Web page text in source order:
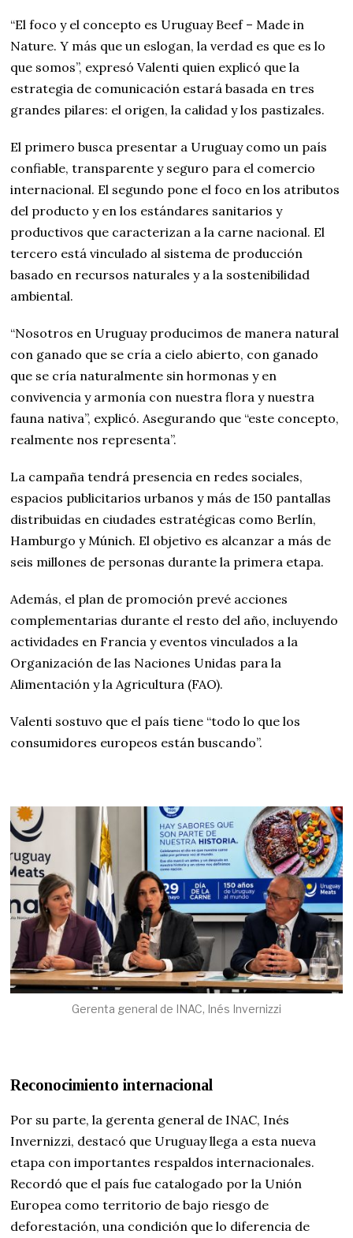
“El foco y el concepto es Uruguay Beef – Made in
Nature. Y más que un eslogan, la verdad es que es lo
que somos”, expresó Valenti quien explicó que la
estrategia de comunicación estará basada en tres
grandes pilares: el origen, la calidad y los pastizales.
El primero busca presentar a Uruguay como un país
confiable, transparente y seguro para el comercio
internacional. El segundo pone el foco en los atributos
del producto y en los estándares sanitarios y
productivos que caracterizan a la carne nacional. El
tercero está vinculado al sistema de producción
basado en recursos naturales y a la sostenibilidad
ambiental.
“Nosotros en Uruguay producimos de manera natural
con ganado que se cría a cielo abierto, con ganado
que se cría naturalmente sin hormonas y en
convivencia y armonía con nuestra flora y nuestra
fauna nativa”, explicó. Asegurando que “este concepto,
realmente nos representa”.
La campaña tendrá presencia en redes sociales,
espacios publicitarios urbanos y más de 150 pantallas
distribuidas en ciudades estratégicas como Berlín,
Hamburgo y Múnich. El objetivo es alcanzar a más de
seis millones de personas durante la primera etapa.
Además, el plan de promoción prevé acciones
complementarias durante el resto del año, incluyendo
actividades en Francia y eventos vinculados a la
Organización de las Naciones Unidas para la
Alimentación y la Agricultura (FAO).
Valenti sostuvo que el país tiene “todo lo que los
consumidores europeos están buscando”.
Gerenta general de INAC, Inés Invernizzi
Reconocimiento internacional
Por su parte, la gerenta general de INAC, Inés
Invernizzi, destacó que Uruguay llega a esta nueva
etapa con importantes respaldos internacionales.
Recordó que el país fue catalogado por la Unión
Europea como territorio de bajo riesgo de
deforestación, una condición que lo diferencia de